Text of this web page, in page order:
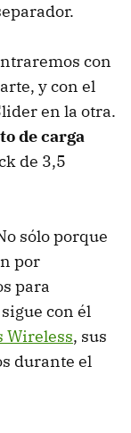
con
y con el
en la otra.
de carga
de 3,5
sólo porque
por
para
con él
Wireless, sus
durante el